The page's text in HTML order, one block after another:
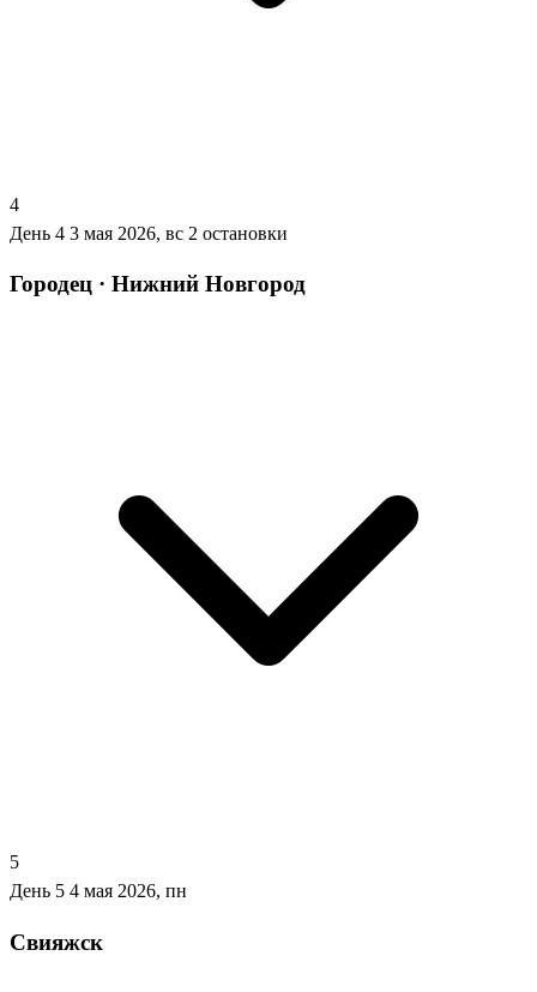
4
День 4 3 мая 2026, вс 2 остановки
Городец · Нижний Новгород
5
День 5 4 мая 2026, пн
Свияжск